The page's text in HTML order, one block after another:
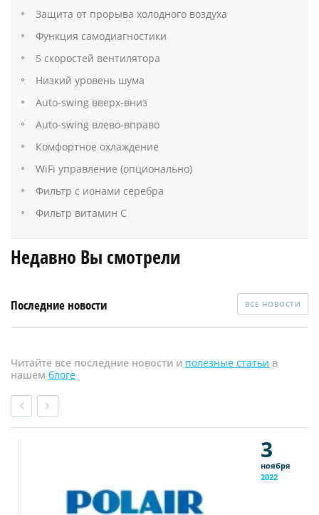
Защита от прорыва холодного воздуха
Функция самодиагностики
5 скоростей вентилятора
Низкий уровень шума
Auto-swing вверх-вниз
Auto-swing влево-вправо
Комфортное охлаждение
WiFi управление (опционально)
Фильтр с ионами серебра
Фильтр витамин С
Недавно Вы смотрели
Последние новости ВСЕ НОВОСТИ
Читайте все последние новости и полезные статьи в
нашем блоге
3
ноября
2022